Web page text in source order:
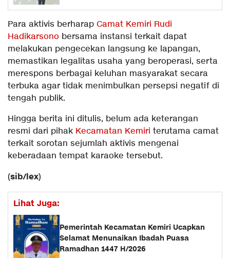
Para aktivis berharap Camat Kemiri Rudi
Hadikarsono bersama instansi terkait dapat
melakukan pengecekan langsung ke lapangan,
memastikan legalitas usaha yang beroperasi, serta
merespons berbagai keluhan masyarakat secara
terbuka agar tidak menimbulkan persepsi negatif di
tengah publik.
Hingga berita ini ditulis, belum ada keterangan
resmi dari pihak Kecamatan Kemiri terutama camat
terkait sorotan sejumlah aktivis mengenai
keberadaan tempat karaoke tersebut.
(sib/lex)
Lihat Juga:
Pemerintah Kecamatan Kemiri Ucapkan
Selamat Menunaikan Ibadah Puasa
Ramadhan 1447 H/2026